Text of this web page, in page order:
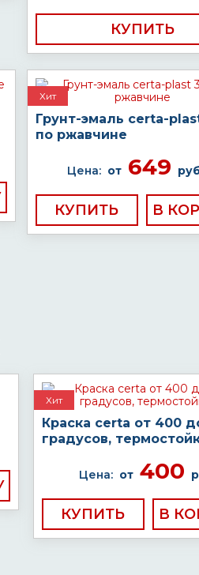
КУПИТЬ
Хит
Грунт-эмаль certa-
по ржавчине
Цена: от649
КУПИТЬ
Хит
Краска certa от 400
градусов,
Цена: от 400
КУПИТЬ